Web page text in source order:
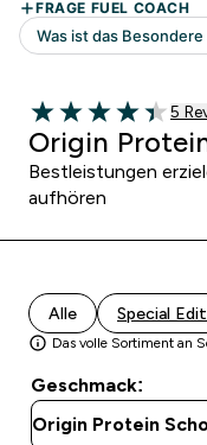
4.4 out of 5 stars
5
5
Origin
Bestleistungen
aufhören
Alle Special
Das volle Sortiment an
Geschmack: